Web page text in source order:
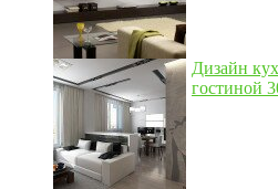
Дизайн
гостиной